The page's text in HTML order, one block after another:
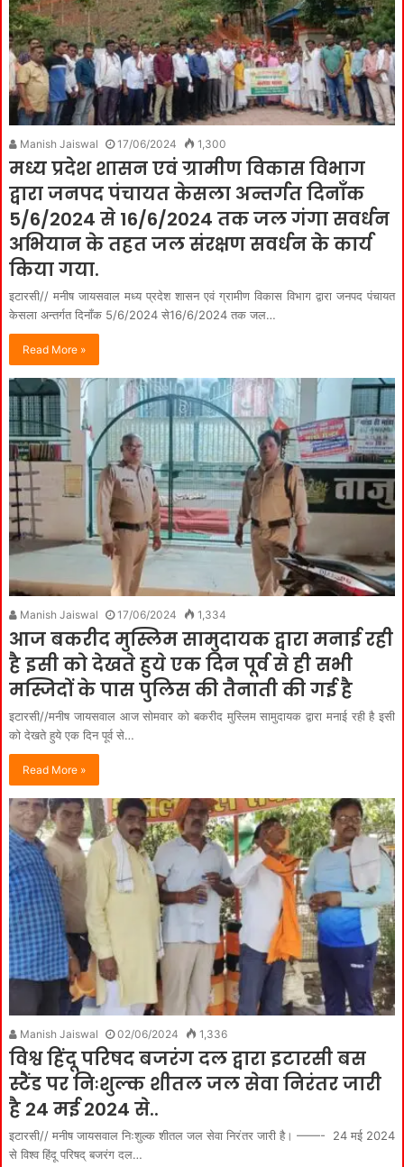
Manish Jaiswal 17/06/2024 1,300
मध्य प्रदेश शासन एवं ग्रामीण विकास विभाग
द्वारा जनपद पंचायत केसला अन्तर्गत दिनाँक
5/6/2024 से 16/6/2024 तक जल गंगा सवर्धन
अभियान के तहत जल संरक्षण सवर्धन के कार्य
किया गया.
इटारसी// मनीष जायसवाल मध्य प्रदेश शासन एवं ग्रामीण विकास विभाग द्वारा जनपद पंचायत
केसला अन्तर्गत दिनाँक 5/6/2024 से16/6/2024 तक जल…
Read More »
Manish Jaiswal 17/06/2024 1,334
आज बकरीद मुस्लिम सामुदायक द्वारा मनाई रही
है इसी को देखते हुये एक दिन पूर्व से ही सभी
मस्जिदों के पास पुलिस की तैनाती की गई है
इटारसी//मनीष जायसवाल आज सोमवार को बकरीद मुस्लिम सामुदायक द्वारा मनाई रही है इसी
को देखते हुये एक दिन पूर्व से…
Read More »
Manish Jaiswal 02/06/2024 1,336
विश्व हिंदू परिषद बजरंग दल द्वारा इटारसी बस
स्टैंड पर निःशुल्क शीतल जल सेवा निरंतर जारी
है 24 मई 2024 से..
इटारसी// मनीष जायसवाल निःशुल्क शीतल जल सेवा निरंतर जारी है। ——- 24 मई 2024
से विश्व हिंदू परिषद् बजरंग दल…